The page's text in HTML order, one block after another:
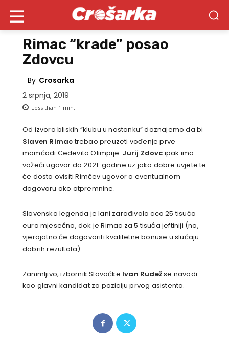
Rimac “krade” posao
Zdovcu
By Crosarka
2 srpnja, 2019
Less than 1 min.
Od izvora bliskih “klubu u nastanku” doznajemo da bi
Slaven Rimactrebao preuzeti vođenje prve
momčadi Cedevita Olimpije. Jurij Zdovc ipak ima
važeći ugovor do 2021. godine uz jako dobre uvjete te
će dosta ovisiti Rimčev ugovor o eventualnom
dogovoru oko otpremnine.
Slovenska legenda je lani zarađivala cca 25 tisuća
eura mjesečno, dok je Rimac za 5 tisuća jeftiniji (no,
vjerojatno će dogovoriti kvalitetne bonuse u slučaju
dobrih rezultata)
Zanimljivo, izbornik Slovačke Ivan Rudežse navodi
kao glavni kandidat za poziciju prvog asistenta.